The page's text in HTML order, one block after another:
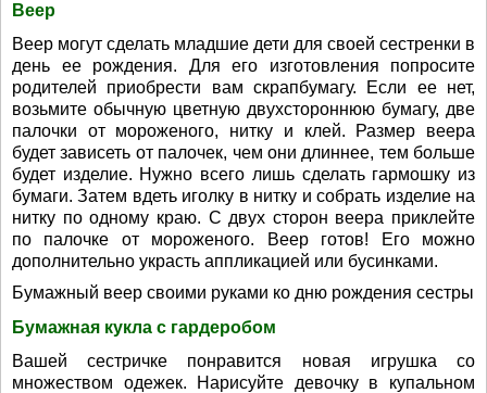
Веер
Веер могут сделать младшие дети для своей сестренки в
день ее рождения. Для его изготовления попросите
родителей приобрести вам скрапбумагу. Если ее нет,
возьмите обычную цветную двухстороннюю бумагу, две
палочки от мороженого, нитку и клей. Размер веера
будет зависеть от палочек, чем они длиннее, тем больше
будет изделие. Нужно всего лишь сделать гармошку из
бумаги. Затем вдеть иголку в нитку и собрать изделие на
нитку по одному краю. С двух сторон веера приклейте
по палочке от мороженого. Веер готов! Его можно
дополнительно украсть аппликацией или бусинками.
Бумажный веер своими руками ко дню рождения сестры
Бумажная кукла с гардеробом
Вашей сестричке понравится новая игрушка со
множеством одежек. Нарисуйте девочку в купальном